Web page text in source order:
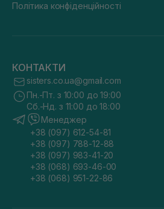
Політика конфіденційності
КОНТАКТИ
sisters.co.ua@gmail.com
Пн.-Пт. з 10:00 до 19:00
Сб.-Нд. з 11:00 до 18:00
Менеджер
+38 (097) 612-54-81
+38 (097) 788-12-88
+38 (097) 983-41-20
+38 (068) 693-46-00
+38 (068) 951-22-86